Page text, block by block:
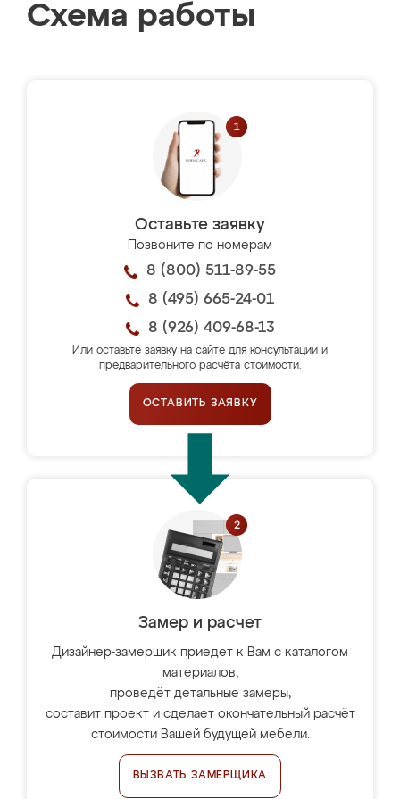
Схема работы
Оставьте заявку
Позвоните по номерам
8 (800) 511-89-55
8 (495) 665-24-01
8 (926) 409-68-13
Или оставьте заявку на сайте для консультации и
предварительного расчёта стоимости.
ОСТАВИТЬ ЗАЯВКУ
Замер и расчет
Дизайнер-замерщик приедет к Вам с каталогом
материалов,
проведёт детальные замеры,
составит проект и сделает окончательный расчёт
стоимости Вашей будущей мебели.
ВЫЗВАТЬ ЗАМЕРЩИКА